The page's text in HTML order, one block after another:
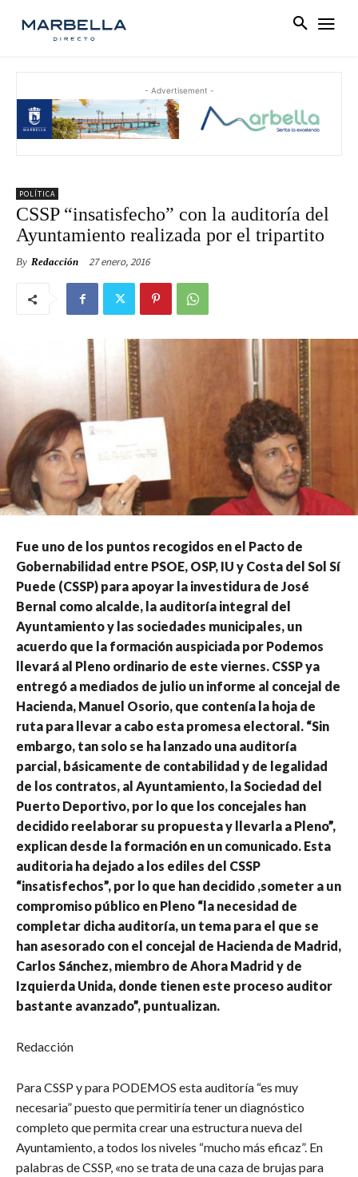
- Advertisement -
POLÍTICA
CSSP “insatisfecho” con la auditoría del
Ayuntamiento realizada por el tripartito
By Redacción 27 enero, 2016
Fue uno de los puntos recogidos en el Pacto de
Gobernabilidad entre PSOE, OSP, IU y Costa del Sol Sí
Puede (CSSP) para apoyar la investidura de José
Bernal como alcalde, la auditoría integral del
Ayuntamiento y las sociedades municipales, un
acuerdo que la formación auspiciada por Podemos
llevará al Pleno ordinario de este viernes. CSSP ya
entregó a mediados de julio un informe al concejal de
Hacienda, Manuel Osorio, que contenía la hoja de
ruta para llevar a cabo esta promesa electoral. “Sin
embargo, tan solo se ha lanzado una auditoría
parcial, básicamente de contabilidad y de legalidad
de los contratos, al Ayuntamiento, la Sociedad del
Puerto Deportivo, por lo que los concejales han
decidido reelaborar su propuesta y llevarla a Pleno”,
explican desde la formación en un comunicado. Esta
auditoria ha dejado a los ediles del CSSP
“insatisfechos”, por lo que han decidido ,someter a un
compromiso público en Pleno “la necesidad de
completar dicha auditoría, un tema para el que se
han asesorado con el concejal de Hacienda de Madrid,
Carlos Sánchez, miembro de Ahora Madrid y de
Izquierda Unida, donde tienen este proceso auditor
bastante avanzado”, puntualizan.
Redacción
Para CSSP y para PODEMOS esta auditoría “es muy
necesaria” puesto que permitiría tener un diagnóstico
completo que permita crear una estructura nueva del
Ayuntamiento, a todos los niveles “mucho más eficaz”. En
palabras de CSSP, «no se trata de una caza de brujas para